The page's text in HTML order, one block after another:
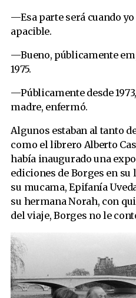
—Esa parte será cuando
apacible.
—Bueno, públicamente
1975.
—Públicamente desde
madre, enfermó.
Algunos estaban al tanto
como el librero Alberto
había inaugurado una
ediciones de Borges en
su mucama, Epifanía
su hermana Norah, con
del viaje, Borges no le